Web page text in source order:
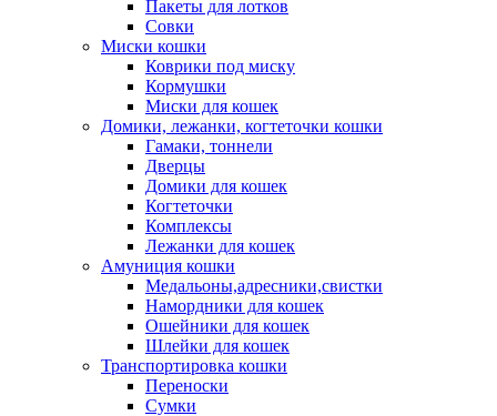
Пакеты для лотков
Совки
Миски кошки
Коврики под миску
Кормушки
Миски для кошек
Домики, лежанки, когтеточки кошки
Гамаки, тоннели
Дверцы
Домики для кошек
Когтеточки
Комплексы
Лежанки для кошек
Амуниция кошки
Медальоны,адресники,свистки
Намордники для кошек
Ошейники для кошек
Шлейки для кошек
Транспортировка кошки
Переноски
Сумки